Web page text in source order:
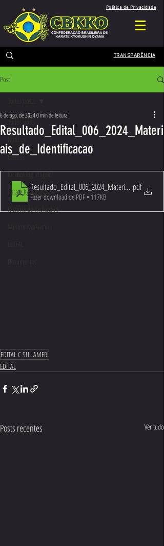
Política de Privacidade
TRANSPARÊNCIA
Post
Todos posts
Eventos
Kickboxing Ichigeki
Karate Kyokushin
História do Kyokushin
Resultado_Edital_006_2024_Materi
ais_de_Identificacao
6 de ago. de 20240 min de leitura
.pdf
Fazer download de PDF • 117KB
EDITAL C SUL AMERI
EDITAL
Posts recentes Ver tudo